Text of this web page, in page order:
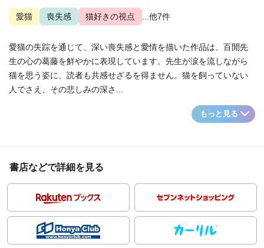
愛猫 喪失感 猫好きの視点 ...他7件
愛猫の失踪を通じて、深い喪失感と愛情を描いた作品は、百閒先
生の心の葛藤を鮮やかに表現しています。先生が涙を流しながら
猫を思う姿に、読者も共感せざるを得ません。猫を飼っていない
人でさえ、その悲しみの深さ...
もっと見る
書店などで詳細を見る